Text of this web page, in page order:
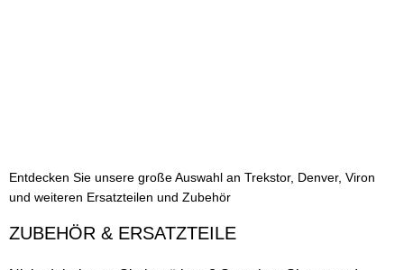
Entdecken Sie unsere große Auswahl an Trekstor, Denver, Viron
und weiteren Ersatzteilen und Zubehör
ZUBEHÖR & ERSATZTEILE